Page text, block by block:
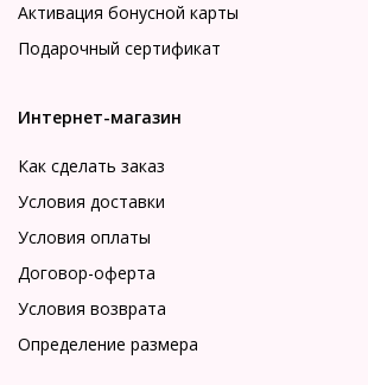
Активация бонусной карты
Подарочный сертификат
Интернет-магазин
Как сделать заказ
Условия доставки
Условия оплаты
Договор-оферта
Условия возврата
Определение размера